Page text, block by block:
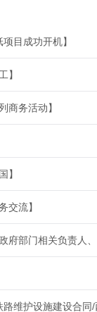
目成功开机】
】
商务活动】
】
交流】
府部门相关负责人
维护设施建设合